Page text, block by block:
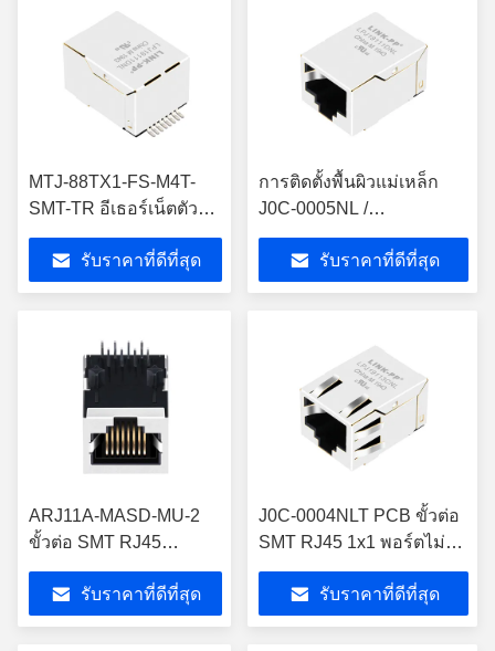
MTJ-88TX1-FS-M4T-
SMT-TR อีเธอร์เน็ตตัว
เชื่อมต่อ RJ45 RJ45
พร้อม 10/100 Base-T
LPJ19111DNL
รับราคาที่ดีที่สุด
การติดตั้งพื้นผิวแม่เหล็ก
J0C-0005NL /
LPJ19111DNL Rj45 1x1
10 / 100Base-TX
รับราคาที่ดีที่สุด
ARJ11A-MASD-MU-2
ขั้วต่อ SMT RJ45
Magjack 10P10C 1x1
พอร์ต LPJE1606DNL
รับราคาที่ดีที่สุด
J0C-0004NLT PCB ขั้วต่อ
SMT RJ45 1x1 พอร์ตไม่มี
LED LPJ19113CNL
รับราคาที่ดีที่สุด